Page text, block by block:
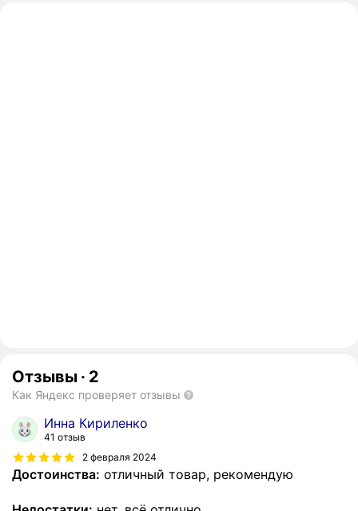
Отзывы · 2
Как Яндекс проверяет отзывы
Инна Кириленко
41 отзыв
2 февраля 2024
Достоинства: отличный товар, рекомендую